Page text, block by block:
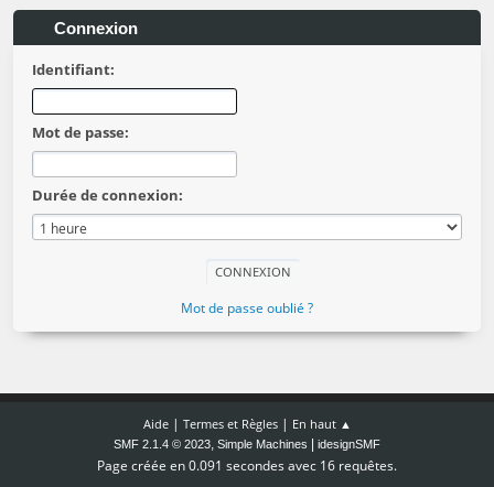
Connexion
Identifiant:
Mot de passe:
Durée de connexion:
Mot de passe oublié ?
Aide| Termes et Règles| En haut ▲
SMF 2.1.4 © 2023, Simple Machines idesignSMF
Page créée en 0.091 secondes avec 16 requêtes.